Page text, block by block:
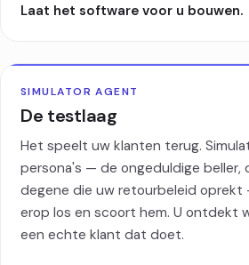
Laat het software voor u bouwen.
SIMULATOR AGENT
De testlaag
Het speelt uw klanten terug.
persona's — de ongeduldige beller,
degene die uw retourbeleid oprekt
erop los en scoort hem. U ontdekt
een echte klant dat doet.